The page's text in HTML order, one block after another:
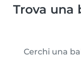
Trova una
Cerchi una